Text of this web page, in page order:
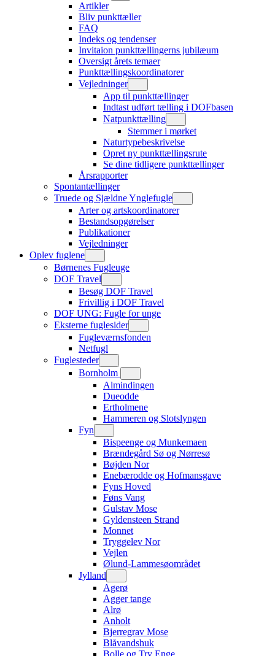
Artikler
Bliv punkttæller
FAQ
Indeks og tendenser
Invitaion punkttællingerns jubilæum
Oversigt årets temaer
Punkttællingskoordinatorer
Vejledninger
App til punkttællinger
Indtast udført tælling i DOFbasen
Natpunkttælling
Stemmer i mørket
Naturtypebeskrivelse
Opret ny punkttællingsrute
Se dine tidligere punkttællinger
Årsrapporter
Spontantællinger
Truede og Sjældne Ynglefugle
Arter og artskoordinatorer
Bestandsopgørelser
Publikationer
Vejledninger
Oplev fuglene
Børnenes Fugleuge
DOF Travel
Besøg DOF Travel
Frivillig i DOF Travel
DOF UNG: Fugle for unge
Eksterne fuglesider
Fugleværnsfonden
Netfugl
Fuglesteder
Bornholm
Almindingen
Dueodde
Ertholmene
Hammeren og Slotslyngen
Fyn
Bispeenge og Munkemaen
Brændegård Sø og Nørresø
Bøjden Nor
Enebærodde og Hofmansgave
Fyns Hoved
Føns Vang
Gulstav Mose
Gyldensteen Strand
Monnet
Tryggelev Nor
Vejlen
Ølund-Lammesøområdet
Jylland
Agerø
Agger tange
Alrø
Anholt
Bjerregrav Mose
Blåvandshuk
Bolle og Try Enge